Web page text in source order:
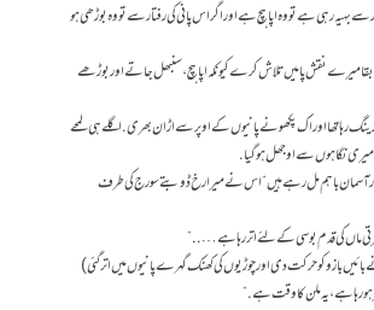
بہیہ رہی ہے تو وہ اپاہچ ہے اور اگر اس پانی کی رفتار سے تو وہ بوڑھی ہو
میرے نقش پا میں تلاش کرے کیونکہ اپاہچ، سنبھل جاتے اور بوڑھے
رہا تھا اور اک پکھو نے پانیوں کے اوپر سے اڑان بھری. اگلے ہی لمحے
میری نگاہوں سے اوجھل ہو گیا.
آسمان باہم مل رہے ہیں“ اس نے میرا رخ ڈوبتے سورج کی طرف
ماں کی قدم بوسی کے لئے اتر رہا ہے…..“
بازو کو حرکت دی اور چوڑیوں کی کھنک گہرے پانیوں میں اتر گئی)
رہا ہے، یہ ملن کا وقت ہے.“